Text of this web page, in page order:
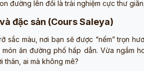
đường lên đồi là trải nghiệm cực thư
đặc sản (Cours Saleya)
sắc màu, nơi bạn sẽ được “nếm” trọn
ăn đường phố hấp dẫn. Vừa ngắm
thân, ai mà không mê?